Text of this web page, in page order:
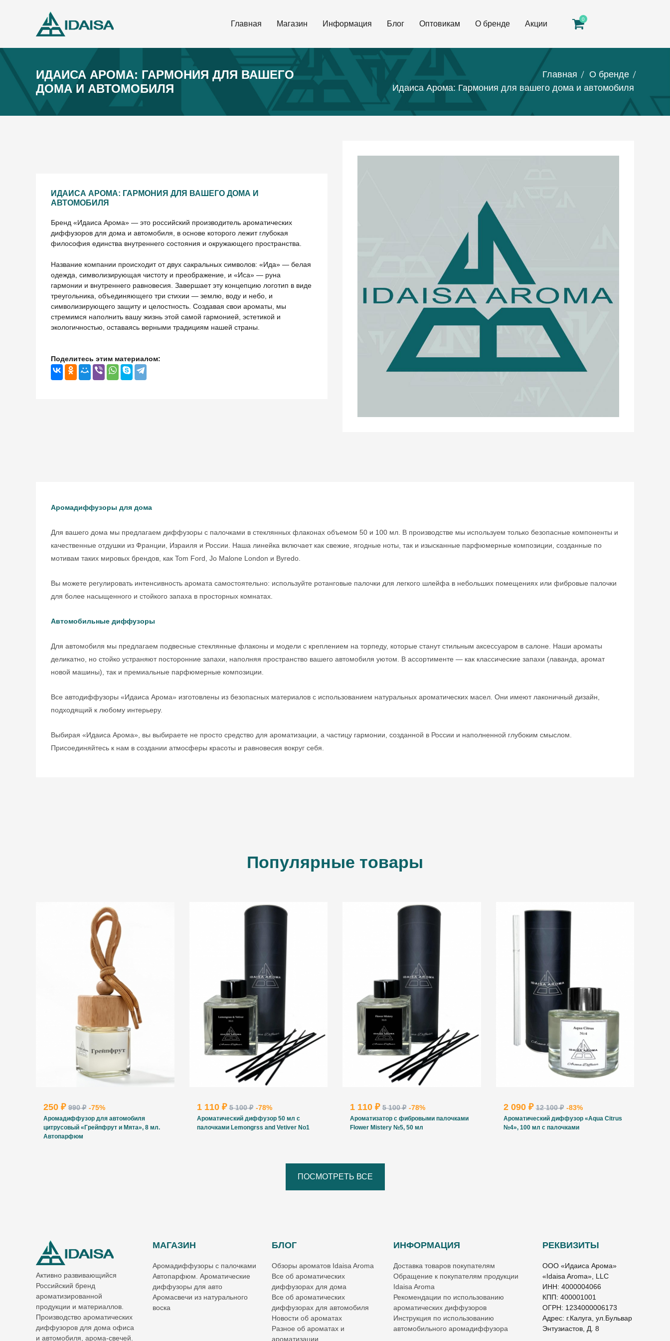
Главная Магазин Информация Блог Оптовикам О бренде Акции
0
ИДАИСА АРОМА: ГАРМОНИЯ ДЛЯ ВАШЕГО
ДОМА И АВТОМОБИЛЯ
Главная
О бренде
Идаиса Арома: Гармония для вашего дома и автомобиля
ИДАИСА АРОМА: ГАРМОНИЯ ДЛЯ ВАШЕГО ДОМА И
АВТОМОБИЛЯ
Бренд «Идаиса Арома» — это российский производитель ароматических
диффузоров для дома и автомобиля, в основе которого лежит глубокая
философия единства внутреннего состояния и окружающего пространства.
Название компании происходит от двух сакральных символов: «Ида» — белая
одежда, символизирующая чистоту и преображение, и «Иса» — руна
гармонии и внутреннего равновесия. Завершает эту концепцию логотип в виде
треугольника, объединяющего три стихии — землю, воду и небо, и
символизирующего защиту и целостность. Создавая свои ароматы, мы
стремимся наполнить вашу жизнь этой самой гармонией, эстетикой и
экологичностью, оставаясь верными традициям нашей страны.
Поделитесь этим материалом:
Аромадиффузоры для дома
Для вашего дома мы предлагаем диффузоры с палочками в стеклянных флаконах объемом 50 и 100 мл. В производстве мы используем только безопасные компоненты и
качественные отдушки из Франции, Израиля и России. Наша линейка включает как свежие, ягодные ноты, так и изысканные парфюмерные композиции, созданные по
мотивам таких мировых брендов, как Tom Ford, Jo Malone London и Byredo.
Вы можете регулировать интенсивность аромата самостоятельно: используйте ротанговые палочки для легкого шлейфа в небольших помещениях или фибровые палочки
для более насыщенного и стойкого запаха в просторных комнатах.
Автомобильные диффузоры
Для автомобиля мы предлагаем подвесные стеклянные флаконы и модели с креплением на торпеду, которые станут стильным аксессуаром в салоне. Наши ароматы
деликатно, но стойко устраняют посторонние запахи, наполняя пространство вашего автомобиля уютом. В ассортименте — как классические запахи (лаванда, аромат
новой машины), так и премиальные парфюмерные композиции.
Все автодиффузоры «Идаиса Арома» изготовлены из безопасных материалов с использованием натуральных ароматических масел. Они имеют лаконичный дизайн,
подходящий к любому интерьеру.
Выбирая «Идаиса Арома», вы выбираете не просто средство для ароматизации, а частицу гармонии, созданной в России и наполненной глубоким смыслом.
Присоединяйтесь к нам в создании атмосферы красоты и равновесия вокруг себя.
Популярные товары
250 ₽ 990 ₽ -75%
Аромадиффузор для автомобиля
цитрусовый «Грейпфрут и Мята», 8 мл.
Автопарфюм
1 110 ₽5 100 ₽ -78%
Ароматический диффузор 50 мл с
палочками Lemongrss and Vetiver No1
1 110 ₽ 5 100 ₽ -78%
Ароматизатор с фибровыми палочками
Flower Mistery №5, 50 мл
2 090 ₽12 100 ₽ -83%
Ароматический диффузор «Aqua Citrus
№4», 100 мл с палочками
ПОСМОТРЕТЬ ВСЕ
Активно развивающийся
Российский бренд
ароматизированной
продукции и материаллов.
Производство ароматических
диффузоров для дома офиса
и автомобиля, арома-свечей.
МАГАЗИН
Аромадиффузоры с палочками
Автопарфюм. Ароматические
диффузоры для авто
Аромасвечи из натурального
воска
БЛОГ
Обзоры ароматов Idaisa Aroma
Все об ароматических
диффузорах для дома
Все об ароматических
диффузорах для автомобиля
Новости об ароматах
Разное об ароматах и
ароматизации
ИНФОРМАЦИЯ
Доставка товаров покупателям
Обращение к покупателям продукции
Idaisa Aroma
Рекомендации по использованию
ароматических диффузоров
Инструкция по использованию
автомобильного аромадиффузора
РЕКВИЗИТЫ
ООО «Идаиса Арома»
«Idaisa Aroma», LLC
ИНН: 4000004066
КПП: 400001001
ОГРН: 1234000006173
Адрес: г.Калуга, ул.Бульвар
Энтузиастов, Д. 8